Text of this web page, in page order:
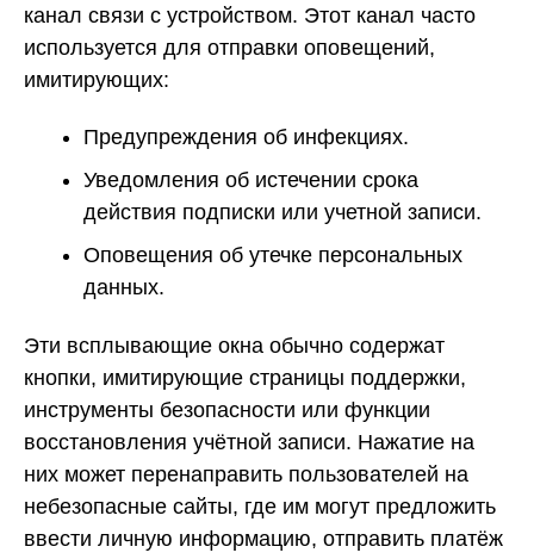
канал связи с устройством. Этот канал часто
используется для отправки оповещений,
имитирующих:
Предупреждения об инфекциях.
Уведомления об истечении срока
действия подписки или учетной записи.
Оповещения об утечке персональных
данных.
Эти всплывающие окна обычно содержат
кнопки, имитирующие страницы поддержки,
инструменты безопасности или функции
восстановления учётной записи. Нажатие на
них может перенаправить пользователей на
небезопасные сайты, где им могут предложить
ввести личную информацию, отправить платёж